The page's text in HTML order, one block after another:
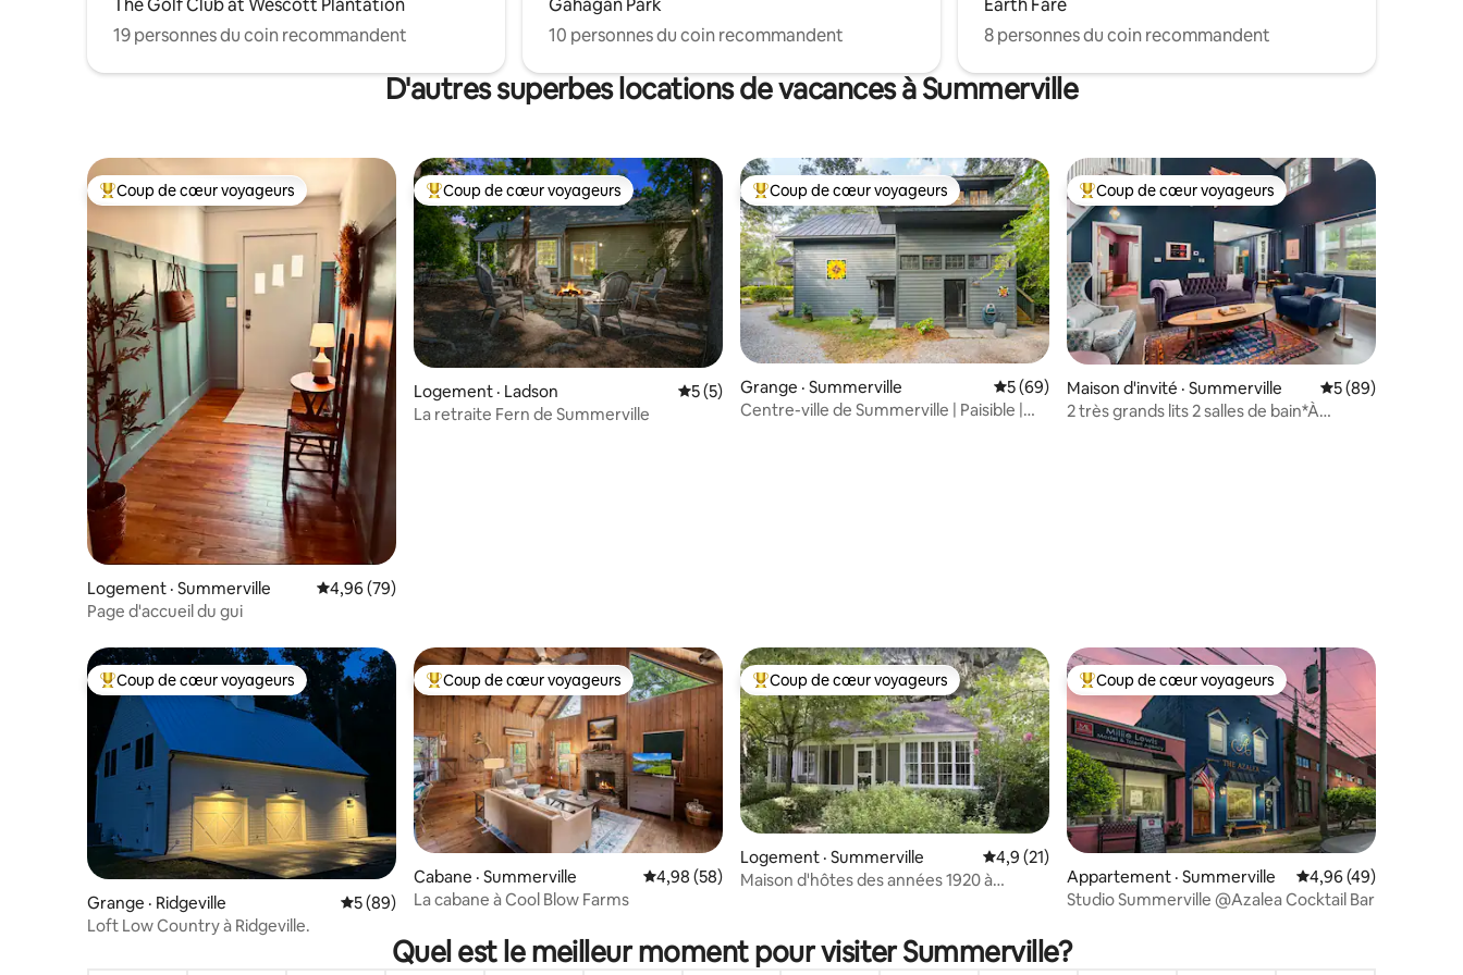
The Golf Club at Wescott Plantation
19 personnes du coin recommandent
Gahagan Park
10 personnes du coin recommandent
Earth Fare
8 personnes du coin recommandent
D'autres superbes locations de vacances à Summerville
Coup de cœur voyageurs parmi les plus aimés
Coup de cœur voyageurs
Logement · Summerville Note moyenne de 4,96 sur 5, 79 commentaires
4,96 (79)
Page d'accueil du gui
Coup de cœur voyageurs parmi les plus aimés
Coup de cœur voyageurs
Logement · Ladson Note moyenne de 5 sur 5, 5 commentaires
5 (5)
La retraite Fern de Summerville
Coup de cœur voyageurs parmi les plus aimés
Coup de cœur voyageurs
Grange · Summerville Note moyenne de 5 sur 5, 69 commentaires
5 (69)
Centre-ville de Summerville | Paisible |
Coup de cœur voyageurs parmi les plus aimés
Coup de cœur voyageurs
Maison d'invité · Summerville Note moyenne de
5 (89)
2 très grands lits 2 salles de bain*À
Coup de cœur voyageurs parmi les plus aimés
Coup de cœur voyageurs
Grange · Ridgeville Note moyenne de 5 sur 5, 89 commentaires
5 (89)
Loft Low Country à Ridgeville.
Coup de cœur voyageurs parmi les plus aimés
Coup de cœur voyageurs
Cabane · Summerville Note moyenne de 4,98 sur 5, 58 commentaires
4,98 (58)
La cabane à Cool Blow Farms
Coup de cœur voyageurs parmi les plus aimés
Coup de cœur voyageurs
Logement · Summerville Note moyenne de 4,9 sur 5, 21 commentaires
4,9 (21)
Maison d'hôtes des années 1920 à
Coup de cœur voyageurs parmi les plus aimés
Coup de cœur voyageurs
Appartement · Summerville Note moyenne de
4,96 (49)
Studio Summerville @Azalea Cocktail Bar
Quel est le meilleur moment pour visiter Summerville?